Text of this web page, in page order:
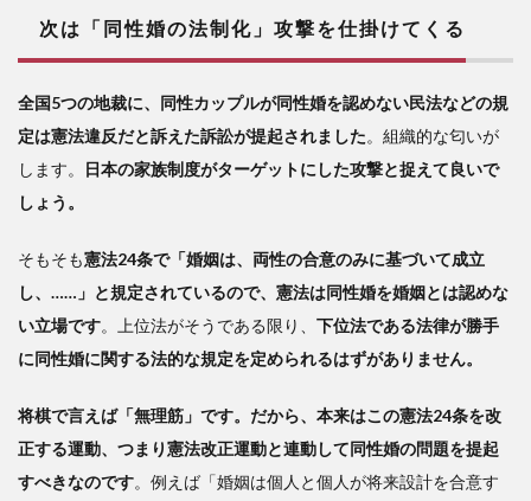
次は「同性婚の法制化」攻撃を仕掛けてくる
全国5つの地裁に、同性カップルが同性婚を認めない民法などの規
定は憲法違反だと訴えた訴訟が提起されました。組織的な匂いが
します。
日本の家族制度がターゲットにした攻撃と捉えて良いで
しょう。
そもそも憲法24条で「婚姻は、両性の合意のみに基づいて成立
し、……」と規定されているので、憲法は同性婚を婚姻とは認めな
い立場です。上位法がそうである限り、 下位法である法律が勝手
に同性婚に関する法的な規定を定められるはずがありません。
将棋で言えば「無理筋」です。だから、本来はこの憲法24条を改
正する運動、つまり憲法改正運動と連動して同性婚の問題を提起
すべきなのです。例えば「婚姻は個人と個人が将来設計を合意す